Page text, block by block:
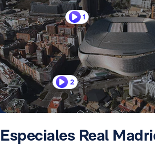
1
2
Especiales Real